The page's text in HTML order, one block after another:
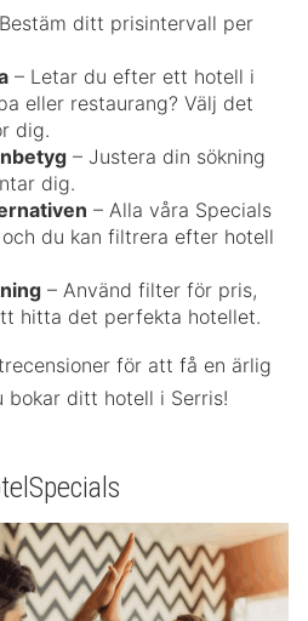
ditt prisintervall per
– Letar du efter ett hotell i
eller restaurang? Välj det
dig.
– Justera din sökning
dig.
– Alla våra Specials
du kan filtrera efter hotell
– Använd filter för pris,
hitta det perfekta hotellet.
för att få en ärlig
bokar ditt hotell i Serris!